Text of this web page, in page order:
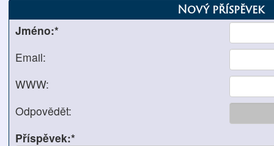
Nový příspěvek
Jméno:*
Email:
WWW:
Odpovědět:
Příspěvek:*